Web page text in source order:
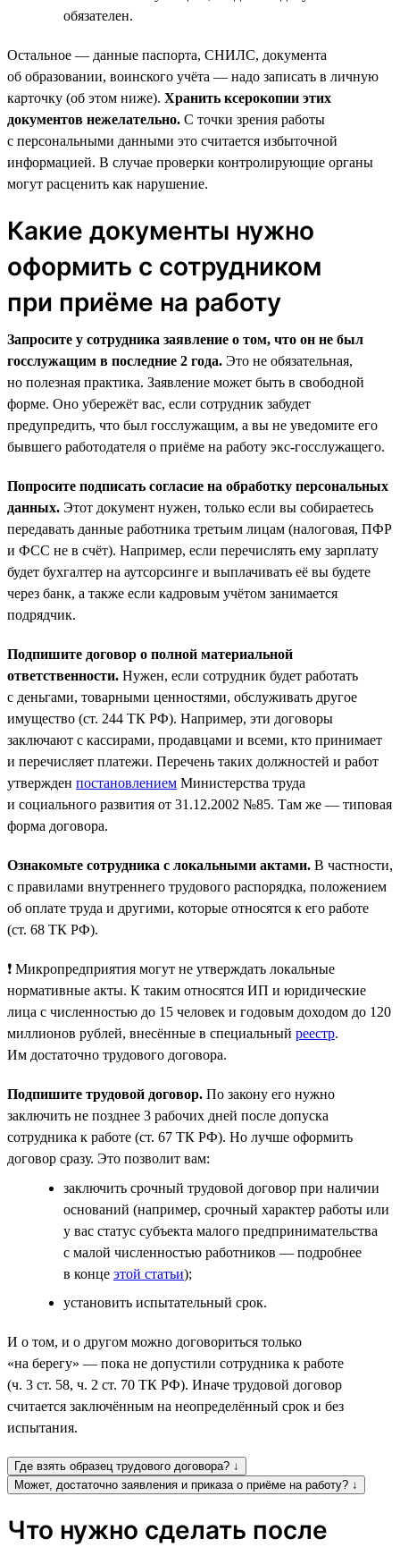
обязателен.
Остальное — данные паспорта, СНИЛС, документа
об образовании, воинского учёта — надо записать в личную
карточку (об этом ниже). Хранить ксерокопии этих
документов нежелательно. С точки зрения работы
с персональными данными это считается избыточной
информацией. В случае проверки контролирующие органы
могут расценить как нарушение.
Какие документы нужно
оформить с сотрудником
при приёме на работу
Запросите у сотрудника заявление о том, что он не был
госслужащим в последние 2 года. Это не обязательная,
но полезная практика. Заявление может быть в свободной
форме. Оно убережёт вас, если сотрудник забудет
предупредить, что был госслужащим, а вы не уведомите его
бывшего работодателя о приёме на работу экс-госслужащего.
Попросите подписать согласие на обработку персональных
данных. Этот документ нужен, только если вы собираетесь
передавать данные работника третьим лицам (налоговая, ПФР
и ФСС не в счёт). Например, если перечислять ему зарплату
будет бухгалтер на аутсорсинге и выплачивать её вы будете
через банк, а также если кадровым учётом занимается
подрядчик.
Подпишите договор о полной материальной
ответственности. Нужен, если сотрудник будет работать
с деньгами, товарными ценностями, обслуживать другое
имущество (ст. 244 ТК РФ). Например, эти договоры
заключают с кассирами, продавцами и всеми, кто принимает
и перечисляет платежи. Перечень таких должностей и работ
утвержден постановлением Министерства труда
и социального развития от 31.12.2002 №85. Там же — типовая
форма договора.
Ознакомьте сотрудника с локальными актами. В частности,
с правилами внутреннего трудового распорядка, положением
об оплате труда и другими, которые относятся к его работе
(ст. 68 ТК РФ).
❗ Микропредприятия могут не утверждать локальные
нормативные акты. К таким относятся ИП и юридические
лица с численностью до 15 человек и годовым доходом до 120
миллионов рублей, внесённые в специальный реестр.
Им достаточно трудового договора.
Подпишите трудовой договор. По закону его нужно
заключить не позднее 3 рабочих дней после допуска
сотрудника к работе (ст. 67 ТК РФ). Но лучше оформить
договор сразу. Это позволит вам:
заключить срочный трудовой договор при наличии
оснований (например, срочный характер работы или
у вас статус субъекта малого предпринимательства
с малой численностью работников — подробнее
в конце этой статьи);
установить испытательный срок.
И о том, и о другом можно договориться только
«на берегу» — пока не допустили сотрудника к работе
(ч. 3 ст. 58, ч. 2 ст. 70 ТК РФ). Иначе трудовой договор
считается заключённым на неопределённый срок и без
испытания.
Где взять образец трудового договора? ↓
Может, достаточно заявления и приказа о приёме на работу? ↓
Что нужно сделать после